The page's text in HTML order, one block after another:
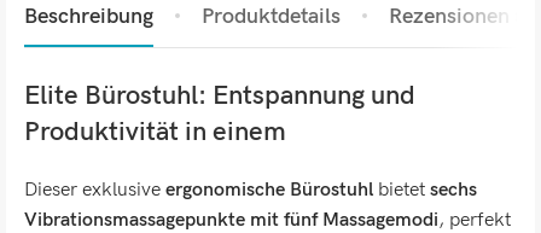
Beschreibung Produktdetails Rezensionen (0)
Elite Bürostuhl: Entspannung und
Produktivität in einem
Dieser exklusive ergonomische Bürostuhl bietet sechs
Vibrationsmassagepunkte mit fünf Massagemodi, perfekt